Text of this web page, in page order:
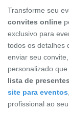
Transforme seu
convites online
exclusivo para
todos os detalhes
enviar seu
personalizado
lista de presentes
site para eventos
profissional ao